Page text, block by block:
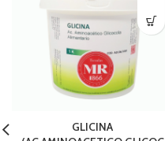
GLICINA